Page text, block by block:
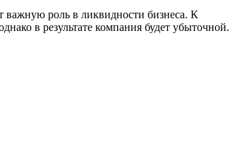
важную роль в ликвидности бизнеса. К
в результате компания будет убыточной.